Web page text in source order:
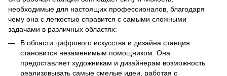
необходимые для настоящих профессионалов, благодаря
чему она с легкостью справится с самыми сложными
задачами в различных областях:
В области цифрового искусства и дизайна станция
становится незаменимым помощником. Она
предоставляет художникам и дизайнерам возможность
реализовывать самые смелые идеи, работая с